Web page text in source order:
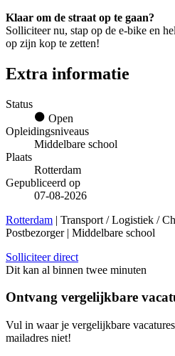
Klaar om de straat op te gaan?
Solliciteer nu, stap op de e-bike en
op zijn kop te zetten!
Extra informatie
Status
Open
Opleidingsniveaus
Middelbare school
Plaats
Rotterdam
Gepubliceerd op
07-08-2026
Rotterdam | Transport / Logistiek /
Postbezorger | Middelbare school
Solliciteer direct
Dit kan al binnen twee minuten
Ontvang vergelijkbare
Vul in waar je vergelijkbare
mailadres niet!